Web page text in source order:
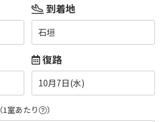
到着地
石垣
復路
10月7日(水)
（1室あたり ）